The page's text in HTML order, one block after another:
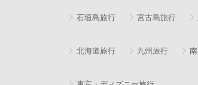
石垣島旅行 宮古島旅行
北海道旅行 九州旅行